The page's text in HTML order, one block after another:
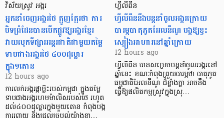
វិស័យស្រូវ អង្ករ
អ្នកនាំចេញអង្ករថៃ ត្អូញត្អែរថា ការ
បិទព្រំដែនបានបើកផ្លូវឱ្យអង្ករខ្មែរ
វាយលុកទីផ្សារអន្តរជាតិជាមួយតម្លៃ
ទាបជាងអង្ករថៃ ៤០០ដុល្លារ
ក្នុង១តោន
12 hours ago
ការលក់អង្ករផ្កាម្លិះរបស់កម្ពុជា ក្នុងតម្លៃ
ទាបជាងអង្ករហមម៉ាលិសរបស់ថៃ រហូត
ដល់៤០០ដុល្លារក្នុងមួយតោន កំពុងបង្ក
ហ្វីលីពីន
ហ្វីលីពីននឹងបន្តនាំចូលអង្ករក្រោយ
បារម្ភបាតុភូតអែលនីណូ បង្កឱ្យខ្វះ
ស្បៀងអាហារនៅឆ្នាំក្រោយ
12 hours ago
ហ្វីលីពីន បាន​សម្រេចបន្តនាំចូលអង្ករនៅ
ឆ្នាំនេះ ខណៈកំពុងព្រួយបារម្ភថា បាតុភូត
ធម្មជាតិអែលនីណូ ដ៏ខ្លាំងក្លា​ អាចនឹង
ធ្វើឱ្យផលិតកម្មស្រូវក្នុងស្រុ…